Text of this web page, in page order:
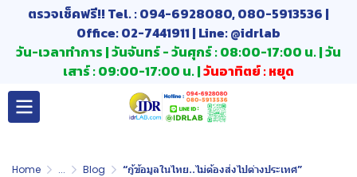
ตรวจเช็คฟรี!! Tel. : 094-6928080, 080-5913536 |
Office: 02-7441911 | Line: @idrlab
วัน-เวลาทำการ | วันจันทร์ - วันศุกร์ : 08:00-17:00 น. | วัน
เสาร์ : 09:00-17:00 น. |วันอาทิตย์ : หยุด
Home ... Blog “กู้ข้อมูลในไทย..ไม่ต้องส่งไปต่างประเทศ”